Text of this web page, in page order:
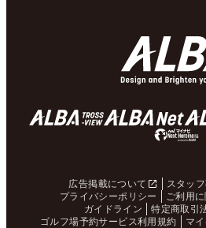
広告掲載について スタッ
プライバシーポリシー
ご利用
ガイドライン
特定商取引
ゴルフ場予約サービス利用規約
マ